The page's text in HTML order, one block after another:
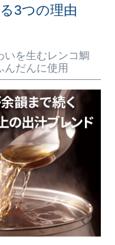
3つの理由
いを生むレンコ鯛
んだんに使用